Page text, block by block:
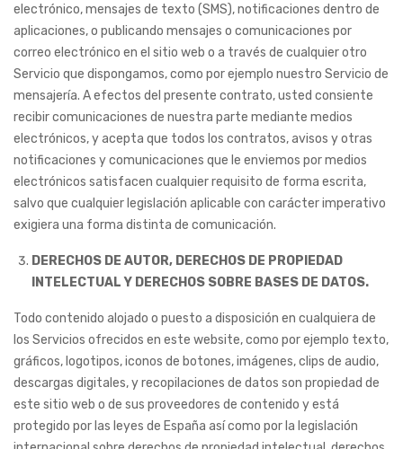
electrónico, mensajes de texto (SMS), notificaciones dentro de
aplicaciones, o publicando mensajes o comunicaciones por
correo electrónico en el sitio web o a través de cualquier otro
Servicio que dispongamos, como por ejemplo nuestro Servicio de
mensajería. A efectos del presente contrato, usted consiente
recibir comunicaciones de nuestra parte mediante medios
electrónicos, y acepta que todos los contratos, avisos y otras
notificaciones y comunicaciones que le enviemos por medios
electrónicos satisfacen cualquier requisito de forma escrita,
salvo que cualquier legislación aplicable con carácter imperativo
exigiera una forma distinta de comunicación.
DERECHOS DE AUTOR, DERECHOS DE PROPIEDAD
INTELECTUAL Y DERECHOS SOBRE BASES DE DATOS.
Todo contenido alojado o puesto a disposición en cualquiera de
los Servicios ofrecidos en este website, como por ejemplo texto,
gráficos, logotipos, iconos de botones, imágenes, clips de audio,
descargas digitales, y recopilaciones de datos son propiedad de
este sitio web o de sus proveedores de contenido y está
protegido por las leyes de España así como por la legislación